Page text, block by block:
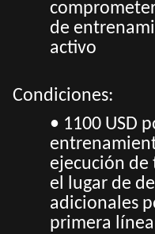
de
activo
Condiciones:
• 1100 USD
ejecución de
el lugar de
adicionales
primera línea